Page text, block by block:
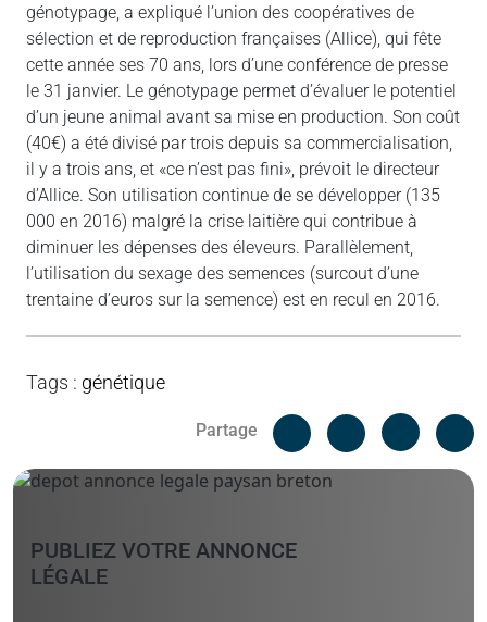
génotypage, a expliqué l’union des coopératives de
sélection et de reproduction françaises (Allice), qui fête
cette année ses 70 ans, lors d’une conférence de presse
le 31 janvier. Le génotypage permet d’évaluer le potentiel
d’un jeune animal avant sa mise en production. Son coût
(40€) a été divisé par trois depuis sa commercialisation,
il y a trois ans, et «ce n’est pas fini», prévoit le directeur
d’Allice. Son utilisation continue de se développer (135
000 en 2016) malgré la crise laitière qui contribue à
diminuer les dépenses des éleveurs. Parallèlement,
l’utilisation du sexage des semences (surcout d’une
trentaine d’euros sur la semence) est en recul en 2016.
Tags : génétique
Partage
Facebook
Linked
PUBLIEZ VOTRE ANNONCE
LÉGALE